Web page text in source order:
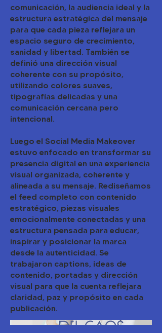
comunicación, la audiencia ideal y la
estructura estratégica del mensaje
para que cada pieza reflejara un
espacio seguro de crecimiento,
sanidad y libertad. También se
definió una dirección visual
coherente con su propósito,
utilizando colores suaves,
tipografías delicadas y una
comunicación cercana pero
intencional.
Luego el Social Media Makeover
estuvo enfocado en transformar su
presencia digital en una experiencia
visual organizada, coherente y
alineada a su mensaje. Rediseñamos
el feed completo con contenido
estratégico, piezas visuales
emocionalmente conectadas y una
estructura pensada para educar,
inspirar y posicionar la marca
desde la autenticidad. Se
trabajaron captions, ideas de
contenido, portadas y dirección
visual para que la cuenta reflejara
claridad, paz y propósito en cada
publicación.